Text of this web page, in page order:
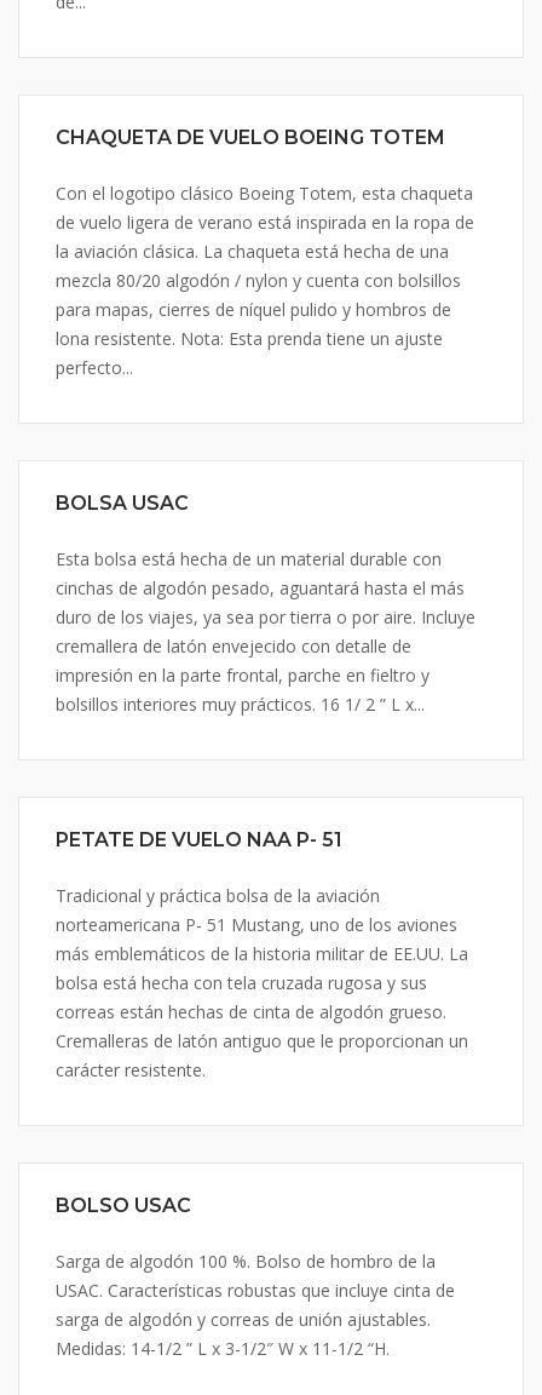
CHAQUETA DE VUELO BOEING TOTEM
Con el logotipo clásico Boeing Totem, esta chaqueta
de vuelo ligera de verano está inspirada en la ropa de
la aviación clásica. La chaqueta está hecha de una
mezcla 80/20 algodón / nylon y cuenta con bolsillos
para mapas, cierres de níquel pulido y hombros de
lona resistente. Nota: Esta prenda tiene un ajuste
perfecto...
BOLSA USAC
Esta bolsa está hecha de un material durable con
cinchas de algodón pesado, aguantará hasta el más
duro de los viajes, ya sea por tierra o por aire. Incluye
cremallera de latón envejecido con detalle de
impresión en la parte frontal, parche en fieltro y
bolsillos interiores muy prácticos. 16 1/ 2 ” L x...
PETATE DE VUELO NAA P- 51
Tradicional y práctica bolsa de la aviación
norteamericana P- 51 Mustang, uno de los aviones
más emblemáticos de la historia militar de EE.UU. La
bolsa está hecha con tela cruzada rugosa y sus
correas están hechas de cinta de algodón grueso.
Cremalleras de latón antiguo que le proporcionan un
carácter resistente.
BOLSO USAC
Sarga de algodón 100 %. Bolso de hombro de la
USAC. Características robustas que incluye cinta de
sarga de algodón y correas de unión ajustables.
Medidas: 14-1/2 ” L x 3-1/2″ W x 11-1/2 “H.